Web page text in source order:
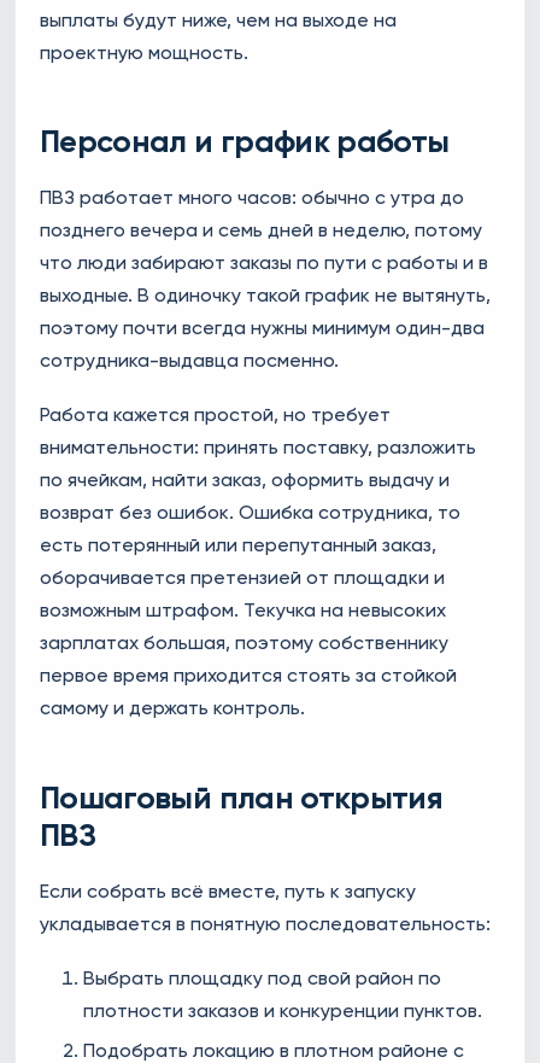
выплаты будут ниже, чем на выходе на
проектную мощность.
Персонал и график работы
ПВЗ работает много часов: обычно с утра до
позднего вечера и семь дней в неделю, потому
что люди забирают заказы по пути с работы и в
выходные. В одиночку такой график не вытянуть,
поэтому почти всегда нужны минимум один-два
сотрудника-выдавца посменно.
Работа кажется простой, но требует
внимательности: принять поставку, разложить
по ячейкам, найти заказ, оформить выдачу и
возврат без ошибок. Ошибка сотрудника, то
есть потерянный или перепутанный заказ,
оборачивается претензией от площадки и
возможным штрафом. Текучка на невысоких
зарплатах большая, поэтому собственнику
первое время приходится стоять за стойкой
самому и держать контроль.
Пошаговый план открытия
ПВЗ
Если собрать всё вместе, путь к запуску
укладывается в понятную последовательность:
Выбрать площадку под свой район по
плотности заказов и конкуренции пунктов.
Подобрать локацию в плотном районе с